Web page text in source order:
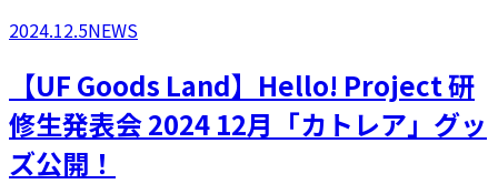
2024.12.5NEWS
【UF Goods Land】Hello! Project 研
修生発表会 2024 12月「カトレア」グッ
ズ公開！